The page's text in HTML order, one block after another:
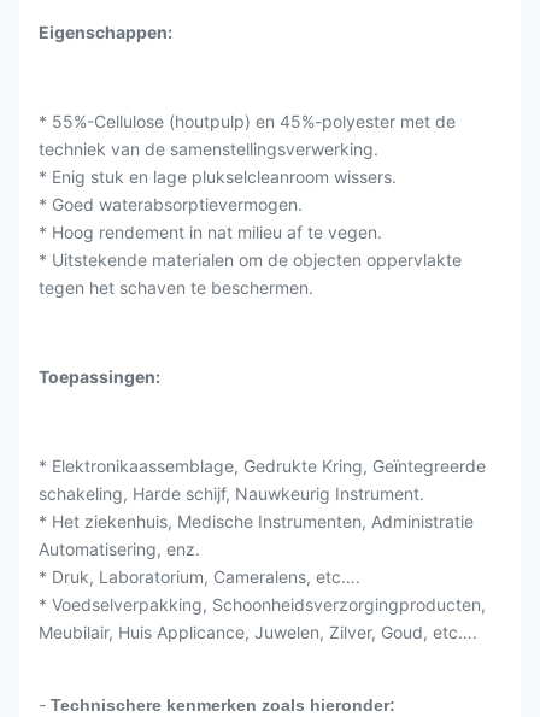
Eigenschappen:
* 55%-Cellulose (houtpulp) en 45%-polyester met de
techniek van de samenstellingsverwerking.
* Enig stuk en lage plukselcleanroom wissers.
* Goed waterabsorptievermogen.
* Hoog rendement in nat milieu af te vegen.
* Uitstekende materialen om de objecten oppervlakte
tegen het schaven te beschermen.
Toepassingen:
* Elektronikaassemblage, Gedrukte Kring, Geïntegreerde
schakeling, Harde schijf, Nauwkeurig Instrument.
* Het ziekenhuis, Medische Instrumenten, Administratie
Automatisering, enz.
* Druk, Laboratorium, Cameralens, etc….
* Voedselverpakking, Schoonheidsverzorgingproducten,
Meubilair, Huis Applicance, Juwelen, Zilver, Goud, etc….
- Technischere kenmerken zoals hieronder: